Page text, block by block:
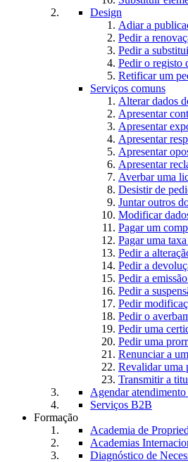
Design
Adiar a
Pedir a
Pedir a
Pedir o registo
Retificar um
Serviços comuns
Alterar dados
Apresentar
Apresentar
Apresentar
Apresentar
Apresentar
Averbar uma
Desistir de
Juntar outros
Modificar
Pagar um
Pagar uma
Pedir a
Pedir a
Pedir a
Pedir a
Pedir
Pedir o
Pedir uma
Pedir uma
Renunciar a
Revalidar uma
Transmitir a
Agendar
Serviços B2B
Formação
Academia de
Academias
Diagnóstico de